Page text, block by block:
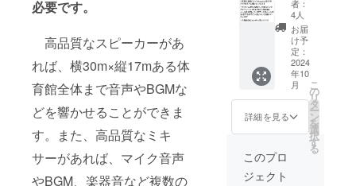
必要です。
高品質なスピーカーがあ
れば、横30m×縦17mある体
育館全体まで音声やBGMな
どを響かせることができま
す。また、高品質なミキ
サーがあれば、マイク音声
やBGM、楽器音など複数の
26cm×
高さ
33cm
・オリ
ジナルT
シャツ
・【S
サイ
ズ】身
身幅：
49cm
肩幅：
フレッ
トに広
告掲載
・A6
1ページ
（105m
m×148
mm）
に広告
を掲載
できま
す ・
オール
カラー
者：
4人
お届
け予
定：
2024
年10
月
詳細を見る
こ
の
リ
タ
ー
ン
を
選
択
す
る
このプロ
ジェクト